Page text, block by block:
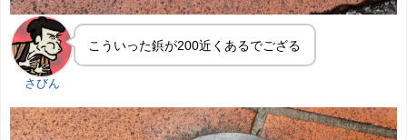
さびん
こういった鋲が200近くあるでござる